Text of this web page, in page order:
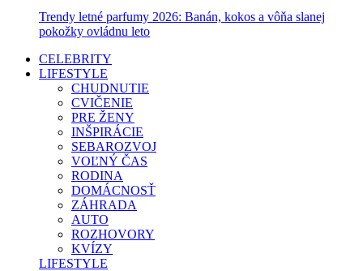
Trendy letné parfumy 2026: Banán, kokos a vôňa slanej
pokožky ovládnu leto
CELEBRITY
LIFESTYLE
CHUDNUTIE
CVIČENIE
PRE ŽENY
INŠPIRÁCIE
SEBAROZVOJ
VOĽNÝ ČAS
RODINA
DOMÁCNOSŤ
ZÁHRADA
AUTO
ROZHOVORY
KVÍZY
LIFESTYLE